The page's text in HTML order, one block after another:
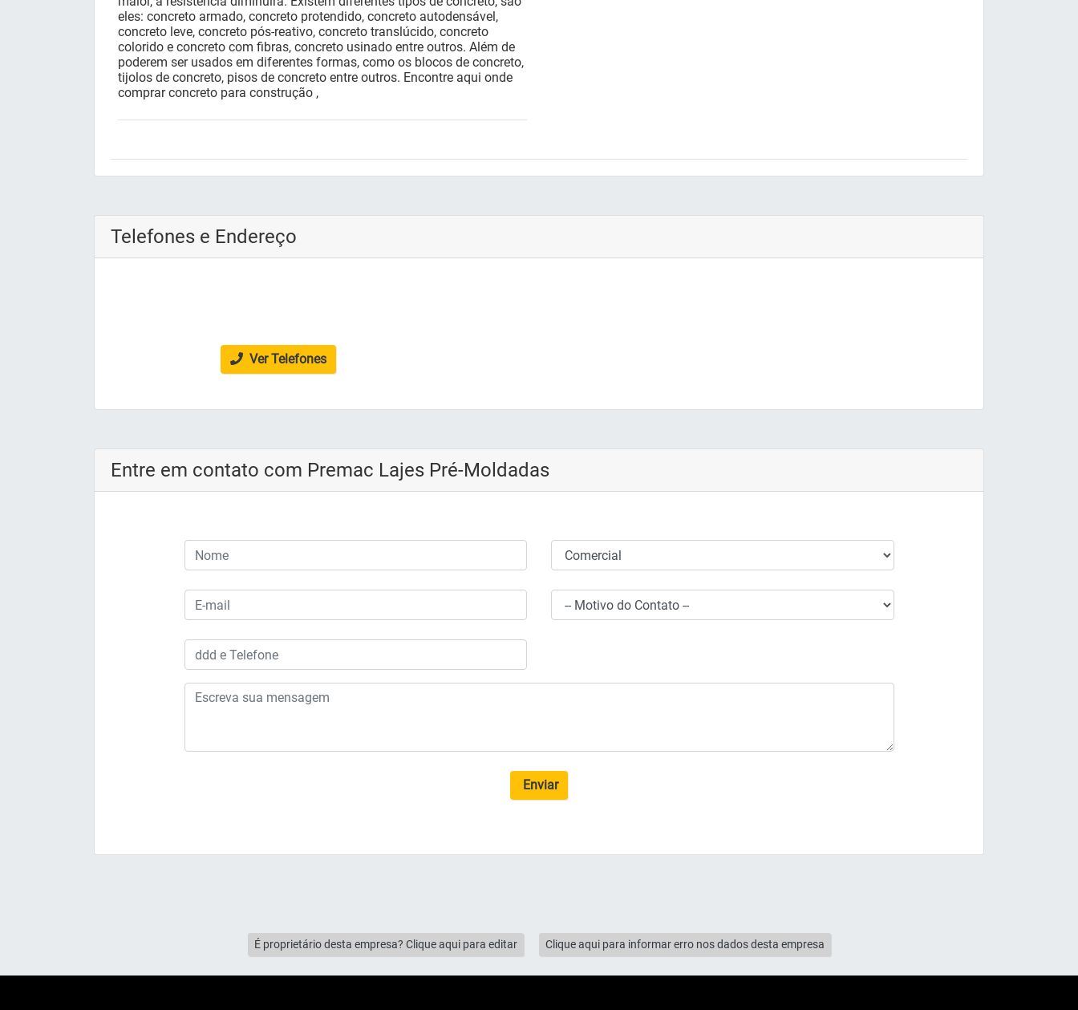
eles: concreto armado, concreto protendido, concreto autodensável,
concreto leve, concreto pós-reativo, concreto translúcido, concreto
colorido e concreto com fibras, concreto usinado entre outros. Além de
poderem ser usados em diferentes formas, como os blocos de concreto,
tijolos de concreto, pisos de concreto entre outros. Encontre aqui onde
comprar concreto para construção ,
Telefones e Endereço
Ver Telefones
Entre em contato com Premac Lajes Pré-Moldadas
Enviar
É proprietário desta empresa? Clique aqui para editar Clique aqui para informar erro nos dados desta empresa